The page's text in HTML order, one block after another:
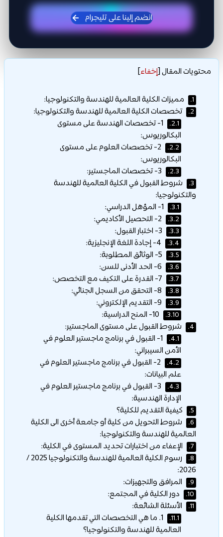
انضم إلينا على تليجرام
محتويات المقال[إخفاء]
1. مميزات الكلية العالمية للهندسة والتكنولوجيا:
2. تخصصات الكلية العالمية للهندسة والتكنولوجيا:
2.1.
1- تخصصات الهندسة على مستوى
البكالوريوس:
2.2.
2- تخصصات العلوم على مستوى
البكالوريوس:
2.3.
3.
شروط القبول في الكلية العالمية للهندسة
والتكنولوجيا:
3.1.
3.2.
3.3.
3.4.
3.5.
3.6.
3.7.
3.8.
3.9.
3.10.
4. شروط القبول على مستوى الماجستير:
4.1.
1- القبول في برنامج ماجستير العلوم في
الأمن السيبراني:
4.2.
2- القبول في برنامج ماجستير العلوم في
علم البيانات:
4.3.
3- القبول في برنامج ماجستير العلوم في
الإدارة الهندسية:
5. كيفية التقديم للكلية؟
6.
شروط التحويل من كلية أو جامعة أخرى الى الكلية
العالمية للهندسة والتكنولوجيا:
7. الإعفاء من اختبارات تحديد المستوى في الكلية:
8.
رسوم الكلية العالمية للهندسة والتكنولوجيا 2025 /
2026:
9. المرافق والتجهيزات:
10. دور الكلية في المجتمع:
11. الأسئلة الشائعة:
11.1.
1. ما هي التخصصات التي تقدمها الكلية
العالمية للهندسة والتكنولوجيا؟